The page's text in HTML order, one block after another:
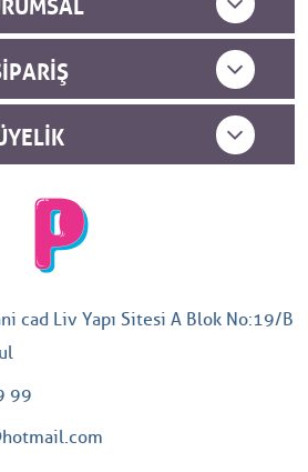
cad Liv Yapı Sitesi A Blok No:19/B
99